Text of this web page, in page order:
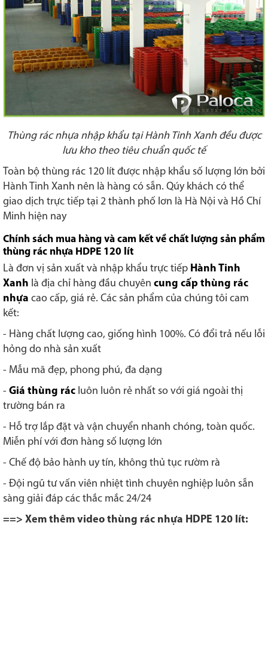
Thùng rác nhựa nhập khẩu tại Hành Tinh Xanh đều được
lưu kho theo tiêu chuẩn quốc tế
Toàn bộ thùng rác 120 lít được nhập khẩu số lượng lớn bởi
Hành Tinh Xanh nên là hàng có sẵn. Qúy khách có thể
giao dịch trực tiếp tại 2 thành phố lơn là Hà Nội và Hồ Chí
Minh hiện nay
Chính sách mua hàng và cam kết về chất lượng sản phẩm
thùng rác nhựa HDPE 120 lít
Là đơn vị sản xuất và nhập khẩu trực tiếp Hành Tinh
Xanh là địa chỉ hàng đầu chuyên cung cấp thùng rác
nhựa cao cấp, giá rẻ. Các sản phẩm của chúng tôi cam
kết:
- Hàng chất lượng cao, giống hình 100%. Có đổi trả nếu lỗi
hỏng do nhà sản xuất
- Mẫu mã đẹp, phong phú, đa dạng
- Giá thùng rác luôn luôn rẻ nhất so với giá ngoài thị
trường bán ra
- Hỗ trợ lắp đặt và vận chuyển nhanh chóng, toàn quốc.
Miễn phí với đơn hàng số lượng lớn
- Chế độ bảo hành uy tín, không thủ tục rườm rà
- Đội ngũ tư vấn viên nhiệt tình chuyên nghiệp luôn sẵn
sàng giải đáp các thắc mắc 24/24
==> Xem thêm video thùng rác nhựa HDPE 120 lít: